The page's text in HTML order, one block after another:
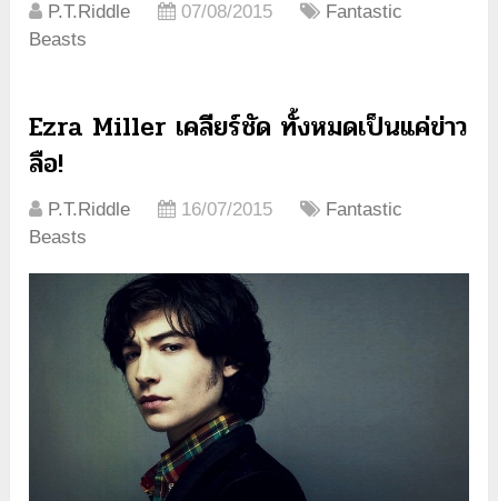
P.T.Riddle 07/08/2015
Fantastic
Beasts
Ezra Miller เคลียร์ชัด ทั้งหมดเป็นแค่ข่าว
ลือ!
P.T.Riddle 16/07/2015
Fantastic
Beasts